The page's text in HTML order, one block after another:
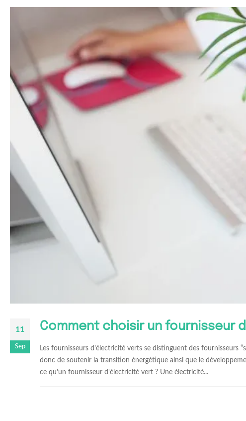
11
Sep
Comment choisir un fournisseur
Les fournisseurs d’électricité verts se distinguent des fournisseurs
donc de soutenir la transition énergétique ainsi que le
ce qu’un fournisseur d'électricité vert ? Une électricité...